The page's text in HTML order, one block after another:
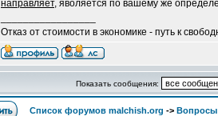
направляет, яволяется по вашему же
Отказ от стоимости в экономике - путь к
Показать сообщения:
Список форумов malchish.org -> Вопросы